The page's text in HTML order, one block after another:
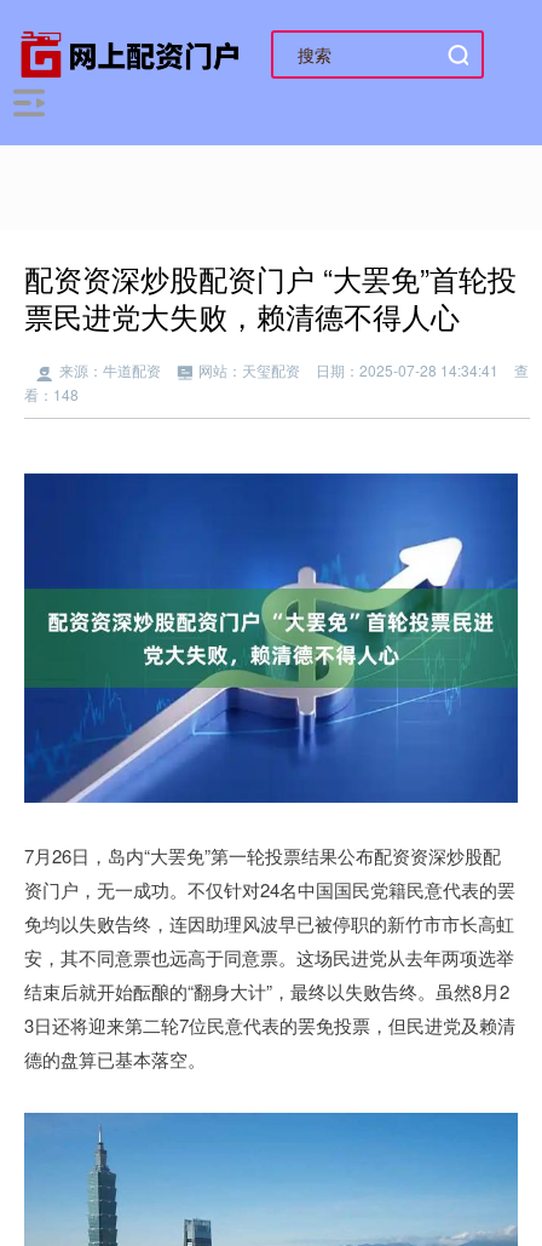
配资资深炒股配资门户 “大罢免”首轮投
票民进党大失败，赖清德不得人心
来源：牛道配资 网站：天玺配资 日期：2025-07-28 14:34:41
查
看：148
7月26日，岛内“大罢免”第一轮投票结果公布配资资深炒股配
资门户，无一成功。不仅针对24名中国国民党籍民意代表的罢
免均以失败告终，连因助理风波早已被停职的新竹市市长高虹
安，其不同意票也远高于同意票。这场民进党从去年两项选举
结束后就开始酝酿的“翻身大计”，最终以失败告终。虽然8月2
3日还将迎来第二轮7位民意代表的罢免投票，但民进党及赖清
德的盘算已基本落空。